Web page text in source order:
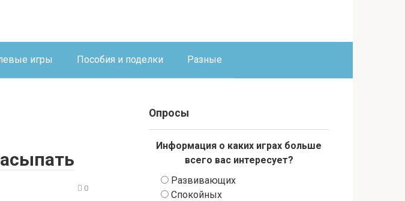
игры Пособия и поделки Разные
0
Опросы
Информация о каких играх больше
всего вас интересует?
Развивающих
Спокойных